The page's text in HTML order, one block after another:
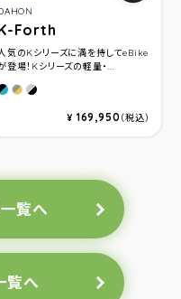
Forth
気のKシリーズに満を持してeBike
登場！Kシリーズの軽量・...
Blue
Sunset Orange
Ice Breeze
¥ 169,950（税込）
覧へ
覧へ